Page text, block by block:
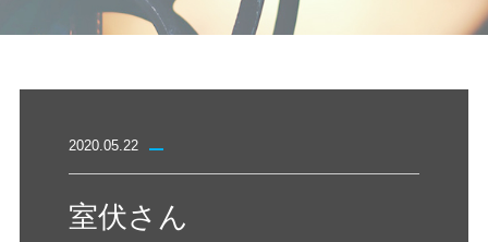
2020.05.22
室伏さん